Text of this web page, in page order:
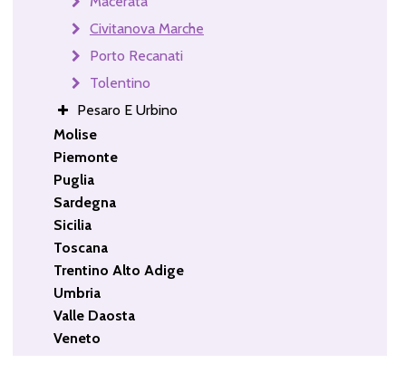
Civitanova Marche
Porto Recanati
Tolentino
Pesaro E Urbino
Molise
Piemonte
Puglia
Sardegna
Sicilia
Toscana
Trentino Alto Adige
Umbria
Valle Daosta
Veneto